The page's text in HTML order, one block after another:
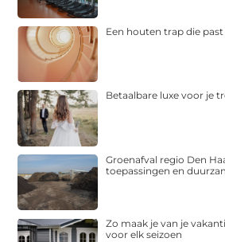
Een houten trap die
Betaalbare luxe voor je
Groenafval regio Den
toepassingen en
Zo maak je van je
voor elk seizoen